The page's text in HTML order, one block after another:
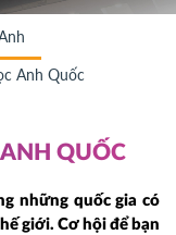
Anh Quốc
QUỐC
những quốc gia có
giới. Cơ hội để bạn